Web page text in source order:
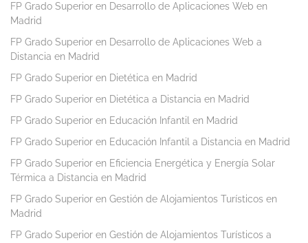
FP Grado Superior en Desarrollo de Aplicaciones Web en
Madrid
FP Grado Superior en Desarrollo de Aplicaciones Web a
Distancia en Madrid
FP Grado Superior en Dietética en Madrid
FP Grado Superior en Dietética a Distancia en Madrid
FP Grado Superior en Educación Infantil en Madrid
FP Grado Superior en Educación Infantil a Distancia en Madrid
FP Grado Superior en Eficiencia Energética y Energía Solar
Térmica a Distancia en Madrid
FP Grado Superior en Gestión de Alojamientos Turísticos en
Madrid
FP Grado Superior en Gestión de Alojamientos Turísticos a